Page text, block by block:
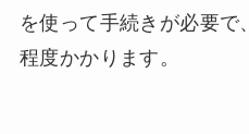
を使って手続きが必要で
程度かかります。